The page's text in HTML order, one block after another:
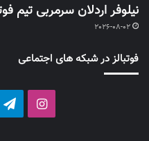
نیلوفر اردلان سرمربی تیم
2026-08-02
فوتبالز در شبکه های اجتماعی